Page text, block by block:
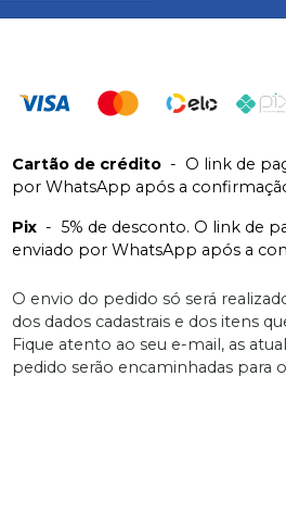
Cartão de crédito - O link de
por WhatsApp após a
Pix - 5% de desconto. O link de
enviado por WhatsApp após a
O envio do pedido só será
dos dados cadastrais e dos itens
Fique atento ao seu e-mail, as
pedido serão encaminhadas para